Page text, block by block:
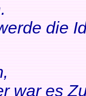
die
war es